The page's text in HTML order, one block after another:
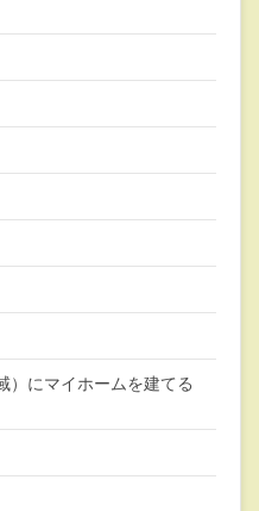
）にマイホームを建てる